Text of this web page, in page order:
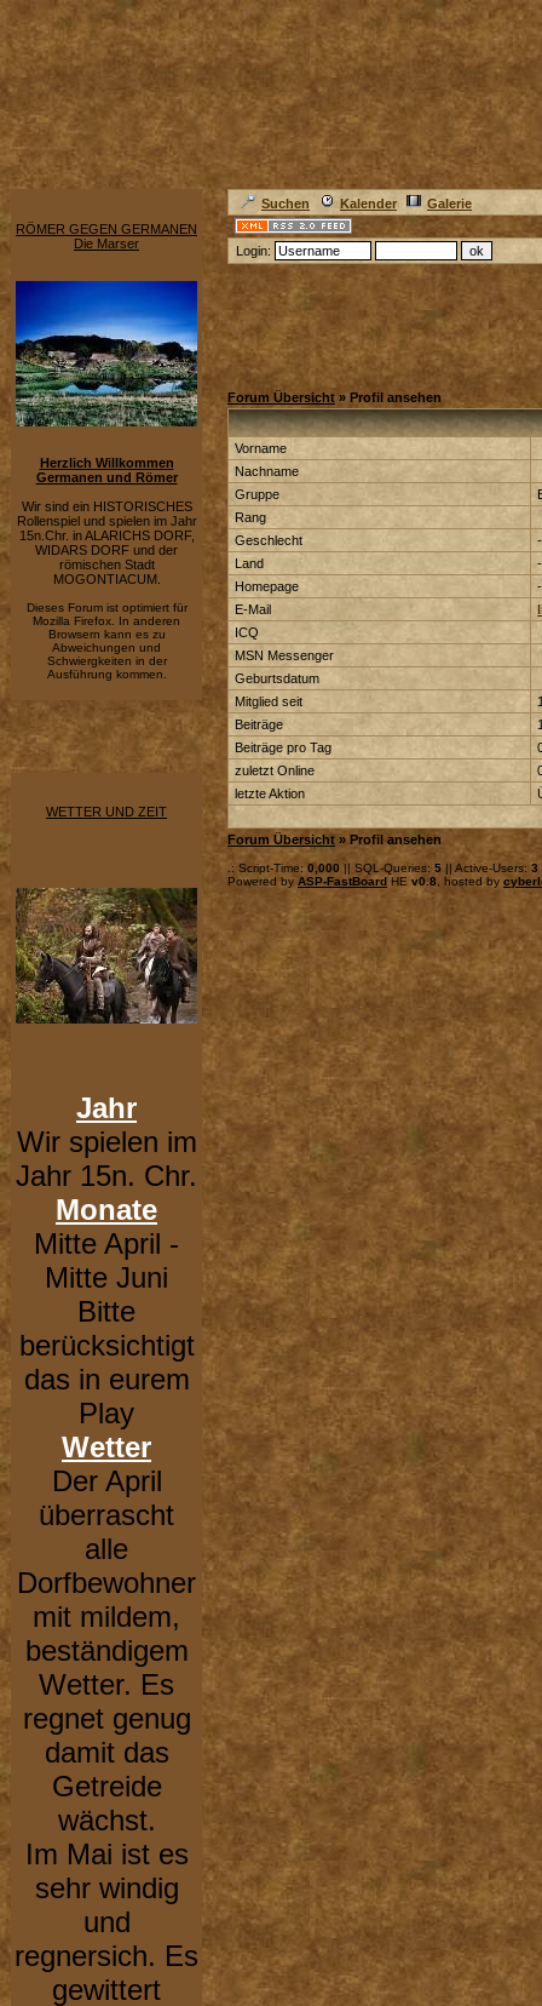
RÖMER GEGEN GERMANEN
Die Marser
Herzlich Willkommen
Germanen und Römer
Wir sind ein HISTORISCHES
Rollenspiel und spielen im Jahr
15n.Chr. in ALARICHS DORF,
WIDARS DORF und der
römischen Stadt
MOGONTIACUM.
Dieses Forum ist optimiert für
Mozilla Firefox. In anderen
Browsern kann es zu
Abweichungen und
Schwiergkeiten in der
Ausführung kommen.
WETTER UND ZEIT
Jahr
Wir spielen im
Jahr 15n. Chr.
Monate
Mitte April -
Mitte Juni
Bitte
berücksichtigt
das in eurem
Play
Wetter
Der April
überrascht
alle
Dorfbewohner
mit mildem,
beständigem
Wetter. Es
regnet genug
damit das
Getreide
wächst.
Im Mai ist es
sehr windig
und
regnersich. Es
gewittert
Suchen Kalender Galerie
Login:
Forum Übersicht » Profil ansehen
Vorname
Nachname
Gruppe
Rang
Geschlecht
-
Land
-
Homepage
-
E-Mail
ICQ
MSN Messenger
Geburtsdatum
Mitglied seit
Beiträge
Beiträge pro Tag
zuletzt Online
letzte Aktion
Forum Übersicht » Profil ansehen
.: Script-Time:0,000 || SQL-Queries: 5 || Active-Users: 3
Powered by ASP-FastBoard HE v0.8 , hosted by